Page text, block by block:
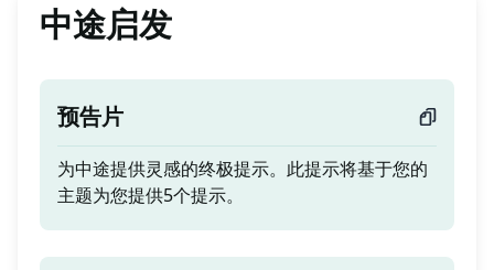
中途启发
预告片
为中途提供灵感的终极提示。此提示将基于您的
主题为您提供5个提示。